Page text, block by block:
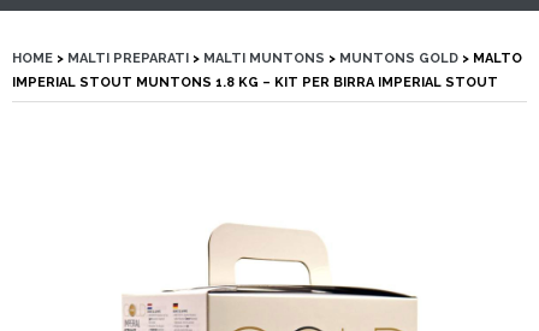
HOME > MALTI PREPARATI > MALTI MUNTONS > MUNTONS GOLD > MALTO
IMPERIAL STOUT MUNTONS 1.8 KG – KIT PER BIRRA IMPERIAL STOUT